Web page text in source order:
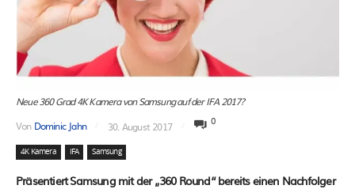
Neue 360 Grad 4K Kamera von Samsung auf der IFA 2017?
Von Dominic Jahn 30. August 2017 0
4K Kamera IFA Samsung
Präsentiert Samsung mit der „360 Round“ bereits einen Nachfolger